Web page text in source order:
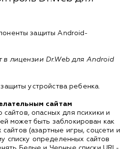
защиты Android-
в лицензии Dr.Web для Android
устройства ребенка.
сайтам
опасных для психики и
может быть заблокирован как
сайтов (азартные игры, соцсети и
списку определенных сайтов